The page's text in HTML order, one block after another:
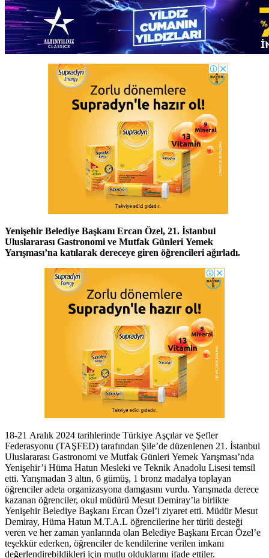
Yenişehir Belediye Başkanı Ercan Özel, 21. İstanbul
Uluslararası Gastronomi ve Mutfak Günleri Yemek
Yarışması’na katılarak dereceye giren öğrencileri ağırladı.
18-21 Aralık 2024 tarihlerinde Türkiye Aşçılar ve Şefler
Federasyonu (TAŞFED) tarafından Şile’de düzenlenen 21. İstanbul
Uluslararası Gastronomi ve Mutfak Günleri Yemek Yarışması’nda
Yenişehir’i Hüma Hatun Mesleki ve Teknik Anadolu Lisesi temsil
etti. Yarışmadan 3 altın, 6 gümüş, 1 bronz madalya toplayan
öğrenciler adeta organizasyona damgasını vurdu. Yarışmada derece
kazanan öğrenciler, okul müdürü Mesut Demiray’la birlikte
Yenişehir Belediye Başkanı Ercan Özel’i ziyaret etti. Müdür Mesut
Demiray, Hüma Hatun M.T.A.L öğrencilerine her türlü desteği
veren ve her zaman yanlarında olan Belediye Başkanı Ercan Özel’e
teşekkür ederken, öğrenciler de kendilerine verilen imkanı
değerlendirebildikleri için mutlu olduklarını ifade ettiler.